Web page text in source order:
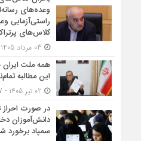
وعده‌های
کلاس‌های
همه ملت
این مطالبه
در صورت احراز
دانش‌آموزان
سمپاد برخورد